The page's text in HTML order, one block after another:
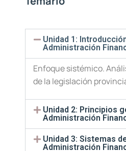
Unidad 1:
Administración
Enfoque sistémico.
de la legislación
Unidad 2: Principios
Administración
Unidad 3: Sistemas
Administración